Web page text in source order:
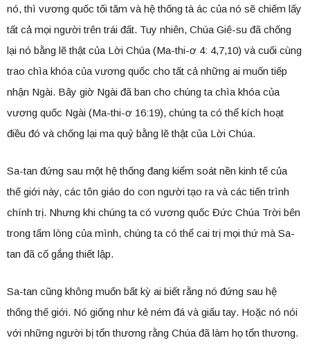
nó, thì vương quốc tối tăm và hệ thống tà ác của nó sẽ chiếm lấy
tất cả mọi người trên trái đất. Tuy nhiên, Chúa Giê-su đã chống
lại nó bằng lẽ thật của Lời Chúa (Ma-thi-ơ 4: 4,7,10) và cuối cùng
trao chìa khóa của vương quốc cho tất cả những ai muốn tiếp
nhận Ngài. Bây giờ Ngài đã ban cho chúng ta chìa khóa của
vương quốc Ngài (Ma-thi-ơ 16:19), chúng ta có thể kích hoạt
điều đó và chống lại ma quỷ bằng lẽ thật của Lời Chúa.
Sa-tan đứng sau một hệ thống đang kiểm soát nền kinh tế của
thế giới này, các tôn giáo do con người tạo ra và các tiến trình
chính trị. Nhưng khi chúng ta có vương quốc Đức Chúa Trời bên
trong tấm lòng của mình, chúng ta có thể cai trị mọi thứ mà Sa-
tan đã cố gắng thiết lập.
Sa-tan cũng không muốn bất kỳ ai biết rằng nó đứng sau hệ
thống thế giới. Nó giống như kẻ ném đá và giấu tay. Hoặc nó nói
với những người bị tổn thương rằng Chúa đã làm họ tổn thương.